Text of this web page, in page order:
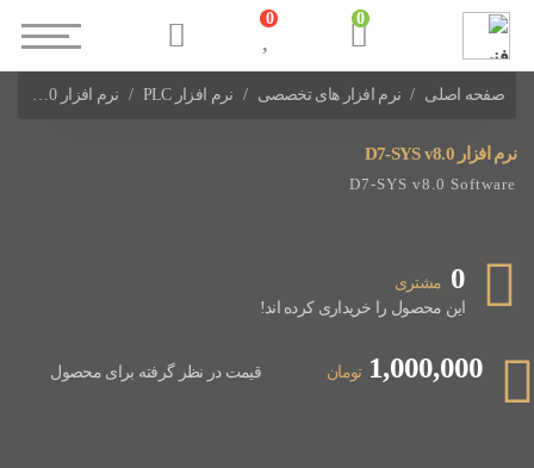
صفحه اصلی نرم افزار های تخصصی نرم افزار PLC
نرم افزارهای PLC Siemens
نرم افزار D7-SYS v8.0
نرم افزار D7-SYS v8.0
D7-SYS v8.0 Software
0 مشتری
این محصول را خریداری کرده اند!
1,000,000 تومان قیمت در نظر گرفته برای محصول
0
0